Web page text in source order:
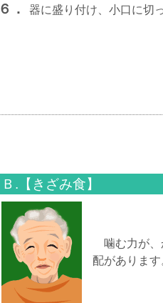
６． 器に盛り付け、小口に切
Ｂ.【きざみ食】
噛む力が、
配がありま